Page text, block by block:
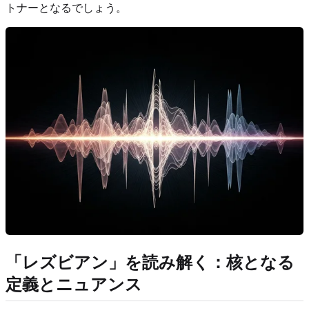
トナーとなるでしょう。
「レズビアン」を読み解く：核となる
定義とニュアンス